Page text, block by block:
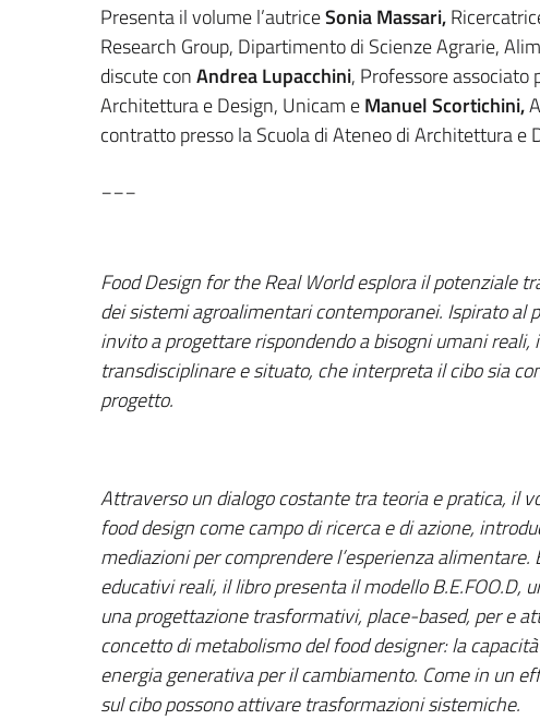
Presenta il volume l’autriceSonia Massari,
Research Group, Dipartimento di Scienze Agrarie,
discute conAndrea Lupacchini, Professore associato
Architettura e Design, Unicam eManuel Scortichini,
contratto presso la Scuola di Ateneo di Architettura e
Food Design for the Real World esplora il potenziale
dei sistemi agroalimentari contemporanei. Ispirato al
invito a progettare rispondendo a bisogni umani reali,
transdisciplinare e situato, che interpreta il cibo sia
progetto.
Attraverso un dialogo costante tra teoria e pratica, il
food design come campo di ricerca e di azione,
mediazioni per comprendere l’esperienza
educativi reali, il libro presenta il modello B.E.FOO.D,
una progettazione trasformativi, place-based, per e
concetto di metabolismo del food designer: la
energia generativa per il cambiamento. Come in un
sul cibo possono attivare trasformazioni sistemiche.